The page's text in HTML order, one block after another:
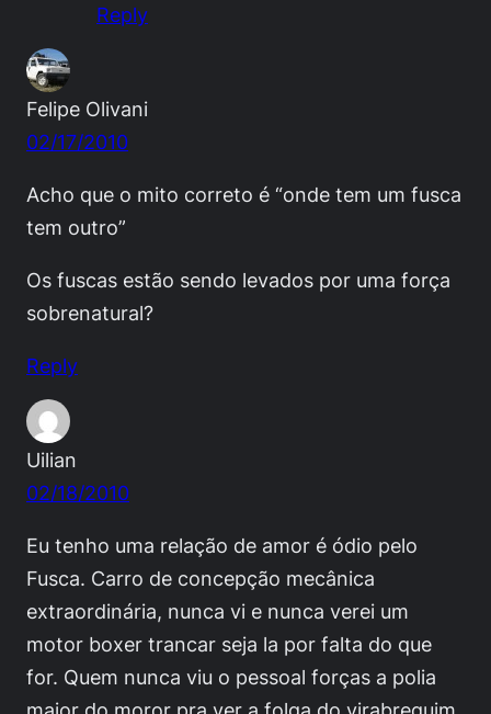
Reply
Felipe Olivani
02/17/2010
Acho que o mito correto é “onde tem um fusca
tem outro”
Os fuscas estão sendo levados por uma força
sobrenatural?
Reply
Uilian
02/18/2010
Eu tenho uma relação de amor é ódio pelo
Fusca. Carro de concepção mecânica
extraordinária, nunca vi e nunca verei um
motor boxer trancar seja la por falta do que
for. Quem nunca viu o pessoal forças a polia